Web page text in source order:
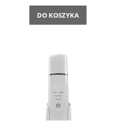
DO KOSZYKA